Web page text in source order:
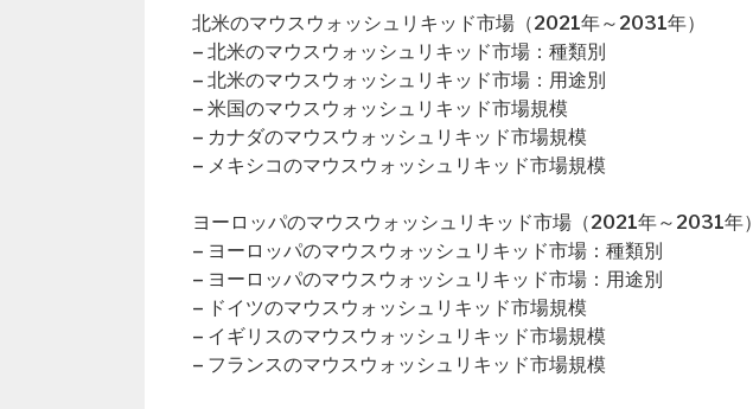
北米のマウスウォッシュリキッド市場（2021年～2031年）
– 北米のマウスウォッシュリキッド市場：種類別
– 北米のマウスウォッシュリキッド市場：用途別
– 米国のマウスウォッシュリキッド市場規模
– カナダのマウスウォッシュリキッド市場規模
– メキシコのマウスウォッシュリキッド市場規模
ヨーロッパのマウスウォッシュリキッド市場（2021年～2031年）
– ヨーロッパのマウスウォッシュリキッド市場：種類別
– ヨーロッパのマウスウォッシュリキッド市場：用途別
– ドイツのマウスウォッシュリキッド市場規模
– イギリスのマウスウォッシュリキッド市場規模
– フランスのマウスウォッシュリキッド市場規模